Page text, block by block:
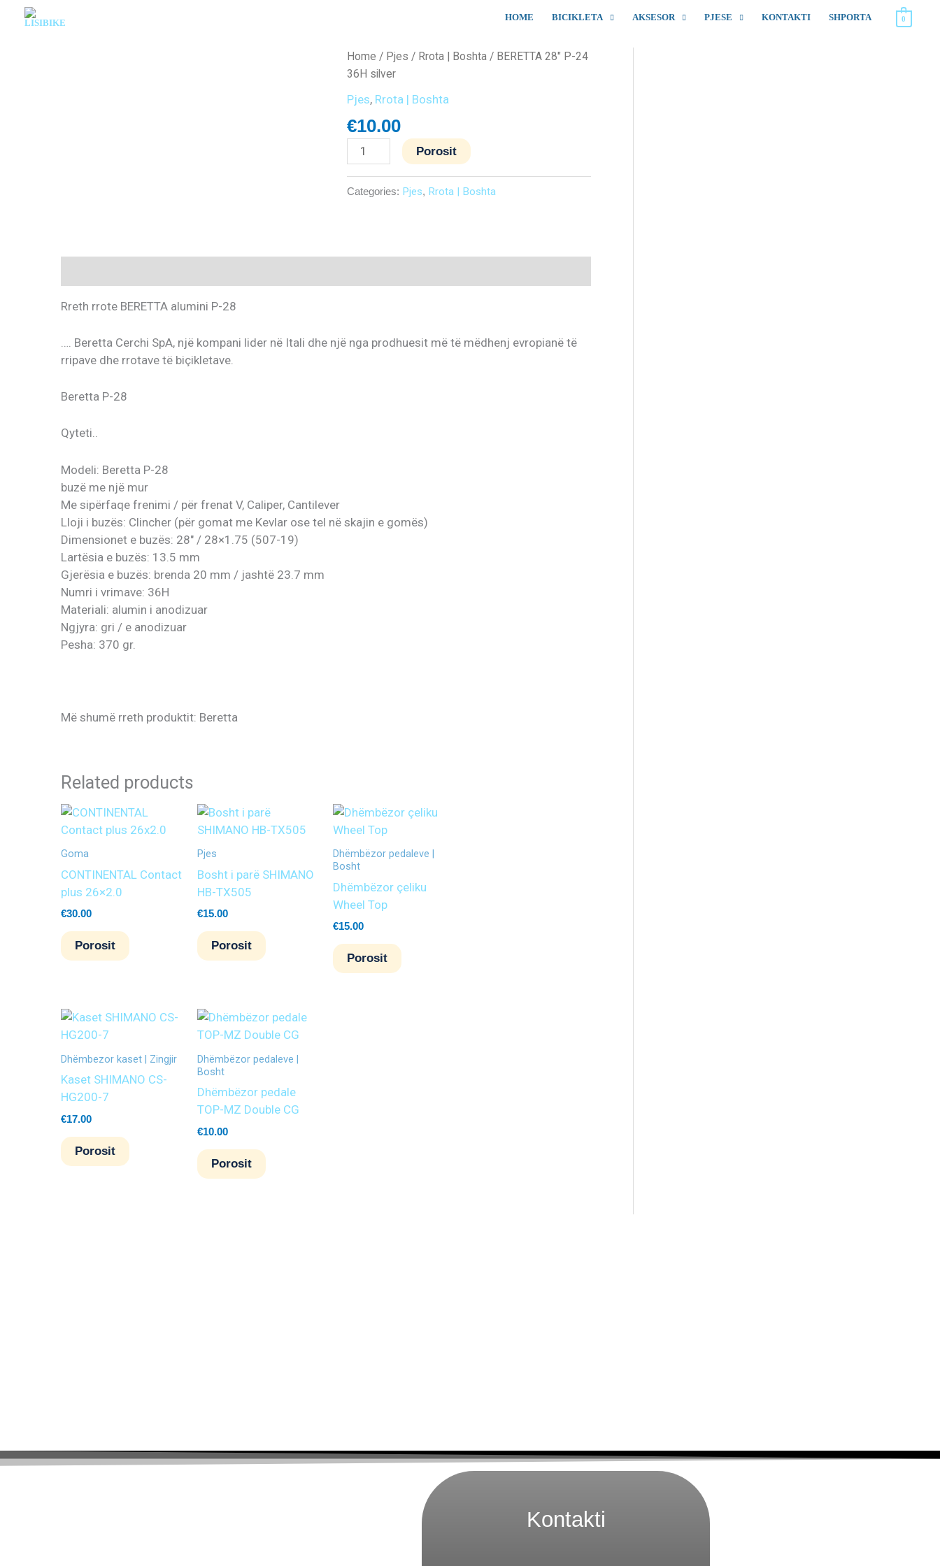
HOME BICIKLETA AKSESOR PJESE KONTAKTI SHPORTA 0
Home / Pjes / Rrota | Boshta / BERETTA 28″ P-24
36H silver
Pjes, Rrota | Boshta
€10.00
BERETTA
28"
24
36H
silver
quantity
Porosit
Categories: Pjes, Rrota | Boshta
Rreth rrote BERETTA alumini P-28
…. Beretta Cerchi SpA, një kompani lider në Itali dhe një nga prodhuesit më të mëdhenj evropianë të
rripave dhe rrotave të biçikletave.
Beretta P-28
Qyteti..
Modeli: Beretta P-28
buzë me një mur
Me sipërfaqe frenimi / për frenat V, Caliper, Cantilever
Lloji i buzës: Clincher (për gomat me Kevlar ose tel në skajin e gomës)
Dimensionet e buzës: 28″ / 28×1.75 (507-19)
Lartësia e buzës: 13.5 mm
Gjerësia e buzës: brenda 20 mm / jashtë 23.7 mm
Numri i vrimave: 36H
Materiali: alumin i anodizuar
Ngjyra: gri / e anodizuar
Pesha: 370 gr.
Më shumë rreth produktit: Beretta
Related products
Goma
CONTINENTAL Contact
plus 26×2.0
€30.00
Porosit
Pjes
Bosht i parë SHIMANO
HB-TX505
€15.00
Porosit
Dhëmbëzor pedaleve |
Bosht
Dhëmbëzor çeliku
Wheel Top
€15.00
Porosit
Dhëmbezor kaset | Zingjir
Kaset SHIMANO CS-
HG200-7
€17.00
Porosit
Dhëmbëzor pedaleve |
Bosht
Dhëmbëzor pedale
TOP-MZ Double CG
€10.00
Porosit
Kontakti